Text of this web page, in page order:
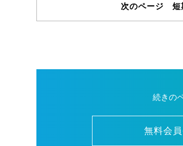
次のページ 短
続きの
無料会